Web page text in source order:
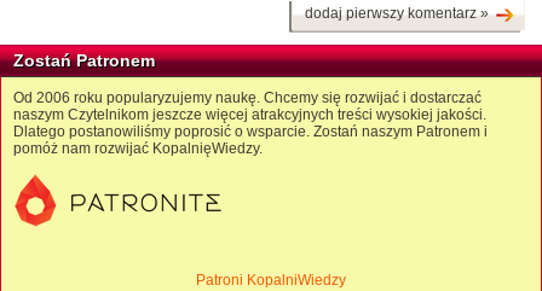
dodaj pierwszy komentarz »
Zostań Patronem
Od 2006 roku popularyzujemy naukę. Chcemy się rozwijać i dostarczać
naszym Czytelnikom jeszcze więcej atrakcyjnych treści wysokiej jakości.
Dlatego postanowiliśmy poprosić o wsparcie. Zostań naszym Patronem i
pomóż nam rozwijać KopalnięWiedzy.
Patroni KopalniWiedzy